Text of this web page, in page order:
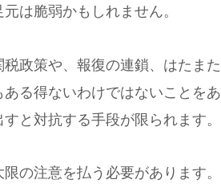
は脆弱かもしれません。
政策や、報復の連鎖、はたまた
る得ないわけではないことをあ
と対抗する手段が限られます。
の注意を払う必要があります。